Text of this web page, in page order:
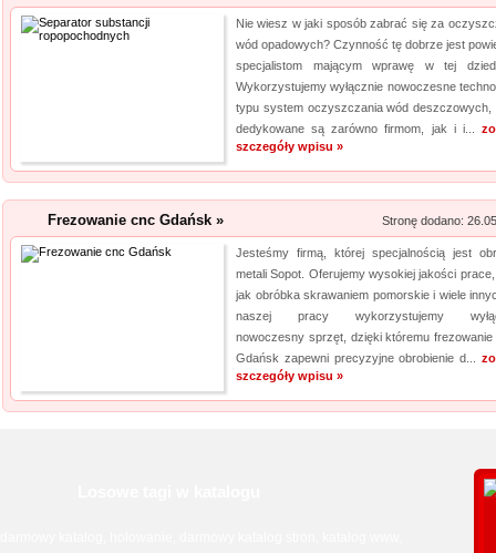
Nie wiesz w jaki sposób zabrać się za
wód opadowych? Czynność tę dobrze jest
specjalistom mającym wprawę w tej
Wykorzystujemy wyłącznie nowoczesne
typu system oczyszczania wód deszczowych,
dedykowane są zarówno firmom, jak i i...
szczegóły wpisu »
Frezowanie cnc Gdańsk » Stronę dodano:
Jesteśmy firmą, której specjalnością jest
metali Sopot. Oferujemy wysokiej jakości
jak obróbka skrawaniem pomorskie i wiele
naszej pracy wykorzystujemy
nowoczesny sprzęt, dzięki któremu frezowanie
Gdańsk zapewni precyzyjne obrobienie d...
szczegóły wpisu »